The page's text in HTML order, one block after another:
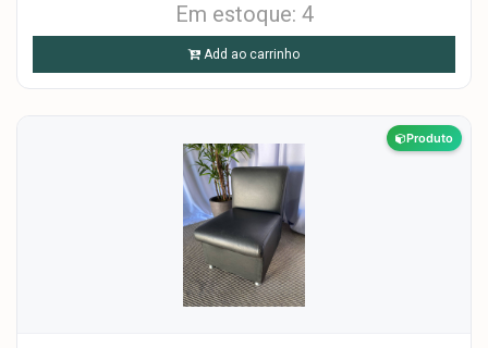
Em estoque: 4
Add ao carrinho
Produto